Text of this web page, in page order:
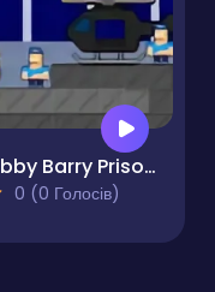
Obby Barry Prison Run
0 (0 Голосів)